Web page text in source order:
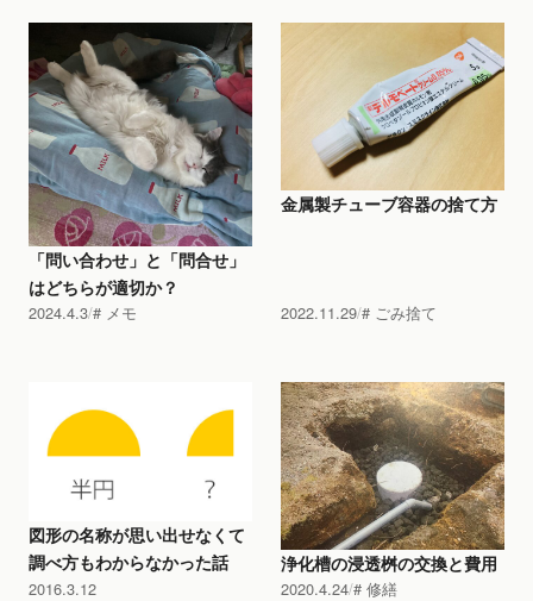
「問い合わせ」と「問合せ」
はどちらが適切か？
2024.4.3 メモ
金属製チューブ容器の捨て方
2022.11.29 ごみ捨て
図形の名称が思い出せなくて
調べ方もわからなかった話
2016.3.12
浄化槽の浸透桝の交換と費用
2020.4.24 修繕